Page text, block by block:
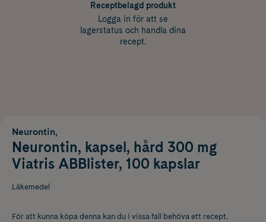
Receptbelagd produkt
Logga in för att se
lagerstatus och handla dina
recept.
Neurontin,
Neurontin, kapsel, hård 300 mg
Viatris ABBlister, 100 kapslar
Läkemedel
För att kunna köpa denna kan du i vissa fall behöva ett recept.